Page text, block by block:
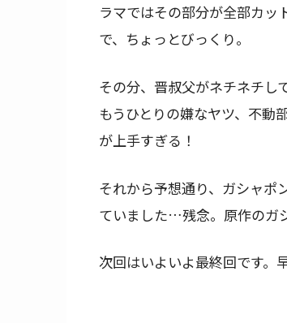
ラマではその部分が全部カッ
で、ちょっとびっくり。
その分、晋叔父がネチネチし
もうひとりの嫌なヤツ、不動
が上手すぎる！
それから予想通り、ガシャポ
ていました…残念。原作のガ
次回はいよいよ最終回です。